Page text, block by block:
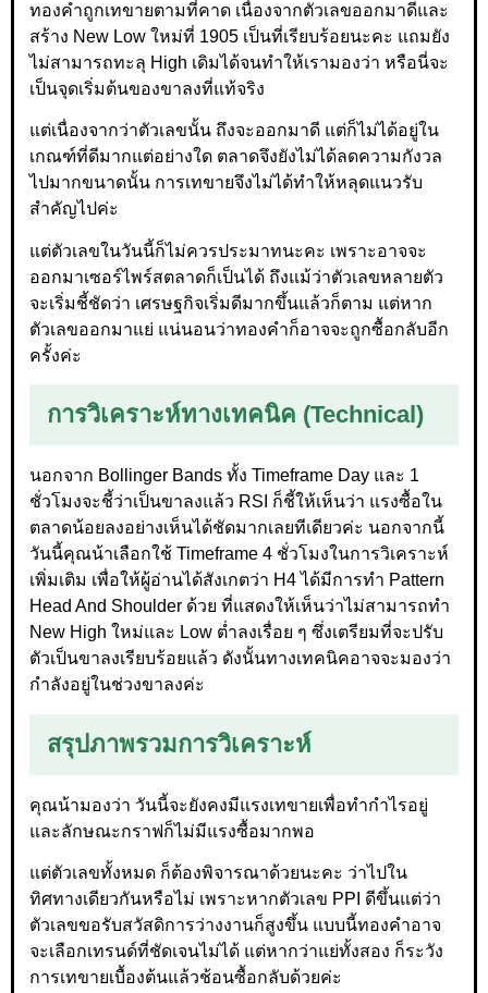
ทองคำถูกเทขายตามที่คาด เนื่องจากตัวเลขออกมาดีและ
สร้าง New Low ใหม่ที่ 1905 เป็นที่เรียบร้อยนะคะ แถมยัง
ไม่สามารถทะลุ High เดิมได้จนทำให้เรามองว่า หรือนี่จะ
เป็นจุดเริ่มต้นของขาลงที่แท้จริง
แต่เนื่องจากว่าตัวเลขนั้น ถึงจะออกมาดี แต่ก็ไม่ได้อยู่ใน
เกณฑ์ที่ดีมากแต่อย่างใด ตลาดจึงยังไม่ได้ลดความกังวล
ไปมากขนาดนั้น การเทขายจึงไม่ได้ทำให้หลุดแนวรับ
สำคัญไปค่ะ
แต่ตัวเลขในวันนี้ก็ไม่ควรประมาทนะคะ เพราะอาจจะ
ออกมาเซอร์ไพร์สตลาดก็เป็นได้ ถึงแม้ว่าตัวเลขหลายตัว
จะเริ่มชี้ชัดว่า เศรษฐกิจเริ่มดีมากขึ้นแล้วก็ตาม แต่หาก
ตัวเลขออกมาแย่ แน่นอนว่าทองคำก็อาจจะถูกซื้อกลับอีก
ครั้งค่ะ
การวิเคราะห์ทางเทคนิค (Technical)
นอกจาก Bollinger Bands ทั้ง Timeframe Day และ 1
ชั่วโมงจะชี้ว่าเป็นขาลงแล้ว RSI ก็ชี้ให้เห็นว่า แรงซื้อใน
ตลาดน้อยลงอย่างเห็นได้ชัดมากเลยทีเดียวค่ะ นอกจากนี้
วันนี้คุณน้าเลือกใช้ Timeframe 4 ชั่วโมงในการวิเคราะห์
เพิ่มเติม เพื่อให้ผู้อ่านได้สังเกตว่า H4 ได้มีการทำ Pattern
Head And Shoulder ด้วย ที่แสดงให้เห็นว่าไม่สามารถทำ
New High ใหม่และ Low ต่ำลงเรื่อย ๆ ซึ่งเตรียมที่จะปรับ
ตัวเป็นขาลงเรียบร้อยแล้ว ดังนั้นทางเทคนิคอาจจะมองว่า
กำลังอยู่ในช่วงขาลงค่ะ
สรุปภาพรวมการวิเคราะห์
คุณน้ามองว่า วันนี้จะยังคงมีแรงเทขายเพื่อทำกำไรอยู่
และลักษณะกราฟก็ไม่มีแรงซื้อมากพอ
แต่ตัวเลขทั้งหมด ก็ต้องพิจารณาด้วยนะคะ ว่าไปใน
ทิศทางเดียวกันหรือไม่ เพราะหากตัวเลข PPI ดีขึ้นแต่ว่า
ตัวเลขขอรับสวัสดิการว่างงานก็สูงขึ้น แบบนี้ทองคำอาจ
จะเลือกเทรนด์ที่ชัดเจนไม่ได้ แต่หากว่าแย่ทั้งสอง ก็ระวัง
การเทขายเบื้องต้นแล้วช้อนซื้อกลับด้วยค่ะ